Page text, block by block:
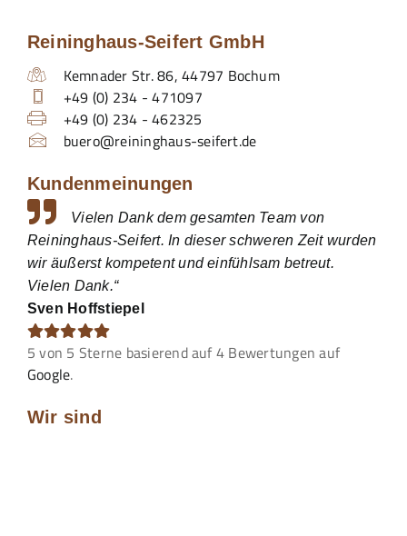
Reininghaus-Seifert GmbH
Kemnader Str. 86,44797 Bochum
+49 (0) 234 - 471097
+49 (0) 234 - 462325
buero@reininghaus-seifert.de
Kundenmeinungen
Vielen Dank dem gesamten Team von
Reininghaus-Seifert. In dieser schweren Zeit wurden
wir äußerst kompetent und einfühlsam betreut.
Vielen Dank.“
Sven Hoffstiepel
5 von 5 Sterne basierend auf 4 Bewertungen auf
Google.
Wir sind